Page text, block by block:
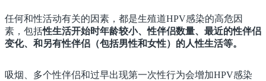
任何和性活动有关的因素，都是生殖道HPV感染的高危因
素，包括性生活开始时年龄较小、性伴侣数量、最近的性伴侣
变化、和另有性伴侣（包括男性和女性）的人性生活等。
吸烟、多个性伴侣和过早出现第一次性行为会增加HPV感染